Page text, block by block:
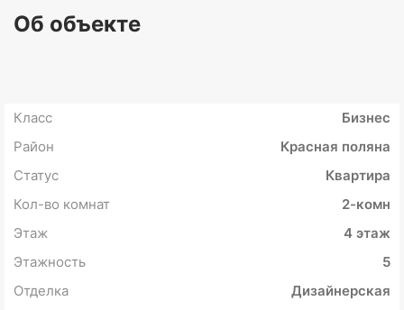
Об объекте
Класс
Бизнес
Район
Красная поляна
Статус
Квартира
Кол-во комнат
2-комн
Этаж
4 этаж
Этажность
5
Отделка
Дизайнерская